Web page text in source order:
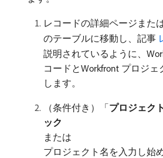
レコードの詳細ページまた
のテーブルに移動し、記事
説明されているように、
コードとWorkfront プロジ
します。
（条件付き）「プロジェク
ック
または
プロジェクト名を入力し始